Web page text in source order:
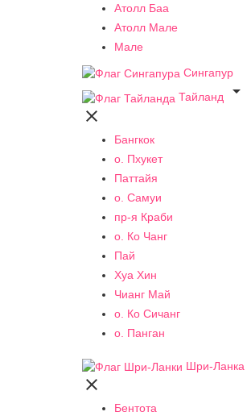
Атолл Баа
Атолл Мале
Мале
Сингапур
Тайланд


Бангкок
о. Пхукет
Паттайя
о. Самуи
пр-я Краби
о. Ко Чанг
Пай
Хуа Хин
Чианг Май
о. Ко Сичанг
о. Панган
Шри-Ланка

Бентота